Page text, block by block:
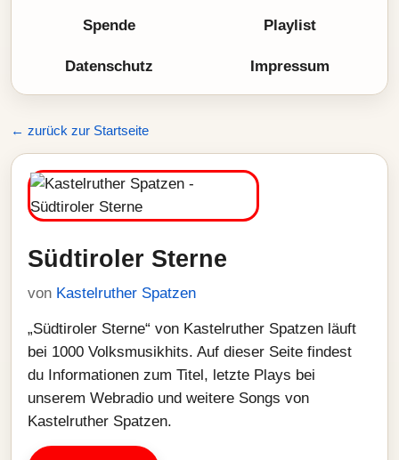
Spende Playlist
Datenschutz Impressum
← zurück zur Startseite
Südtiroler Sterne
von Kastelruther Spatzen
„Südtiroler Sterne“ von Kastelruther Spatzen läuft
bei 1000 Volksmusikhits. Auf dieser Seite findest
du Informationen zum Titel, letzte Plays bei
unserem Webradio und weitere Songs von
Kastelruther Spatzen.